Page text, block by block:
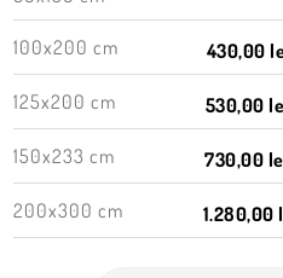
100x200 cm
430,00
125x200 cm 530,00
150x233 cm 730,00
200x300 cm 1.280,00